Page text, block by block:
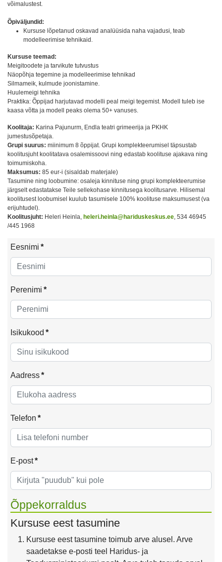
võimalustest.
Õpiväljundid:
Kursuse lõpetanud oskavad analüüsida naha vajadusi, teab
modelleerimise tehnikaid.
Kursuse teemad:
Meigitoodete ja tarvikute tutvustus
Näopõhja tegemine ja modelleerimise tehnikad
Silmameik, kulmude joonistamine.
Huulemeigi tehnika
Praktika: Õppijad harjutavad modelli peal meigi tegemist. Modell tuleb ise
kaasa võtta ja modell peaks olema 50+ vanuses.
Koolitaja: Karina Pajunurm, Endla teatri grimeerija ja PKHK
jumestusõpetaja.
Grupi suurus: miinimum 8 õppijat. Grupi komplekteerumisel täpsustab
koolitusjuht koolitatava osalemissoovi ning edastab koolituse ajakava ning
toimumiskoha.
Maksumus: 85 eur-i (sisaldab materjale)
Tasumine ning loobumine: osaleja kinnituse ning grupi komplekteerumise
järgselt edastatakse Teile sellekohase kinnitusega koolitusarve. Hilisemal
koolitusest loobumisel kuulub tasumisele 100% koolituse maksumusest (va
erijuhtudel).
Koolitusjuht: Heleri Heinla, heleri.heinla@hariduskeskus.ee, 534 46945
/445 1968
Eesnimi *
Perenimi *
Isikukood *
Aadress*
Telefon *
E-post*
Õppekorraldus
Kursuse eest tasumine
Kursuse eest tasumine toimub arve alusel. Arve
saadetakse e-posti teel Haridus- ja